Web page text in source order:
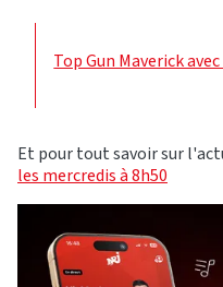
Top Gun Maverick
Et pour tout savoir sur
les mercredis à 8h50